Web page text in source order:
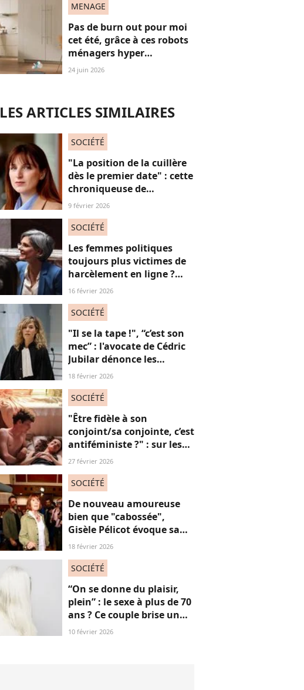
MENAGE
Pas de burn out pour moi
cet été, grâce à ces robots
ménagers hyper
performants
24 juin 2026
LES ARTICLES SIMILAIRES
SOCIÉTÉ
"La position de la cuillère
dès le premier date" : cette
chroniqueuse de
Quotidien s'amuse de
absolument jubilatoire
9 février 2026
SOCIÉTÉ
Les femmes politiques
toujours plus victimes de
harcèlement en ligne ?
Une étude interroge ce
16 février 2026
SOCIÉTÉ
"Il se la tape !", “c’est son
mec” : l'avocate de Cédric
Jubilar dénonce les
réflexions misogynes
subissent toutes ses
consœurs
18 février 2026
SOCIÉTÉ
"Être fidèle à son
conjoint/sa conjointe, c’est
antiféministe ?" : sur les
réseaux sociaux, cette
27 février 2026
SOCIÉTÉ
De nouveau amoureuse
bien que "cabossée",
Gisèle Pélicot évoque sa
nouvelle vie avec
18 février 2026
SOCIÉTÉ
“On se donne du plaisir,
plein” : le sexe à plus de 70
ans ? Ce couple brise un
non-dit sur ces images
10 février 2026